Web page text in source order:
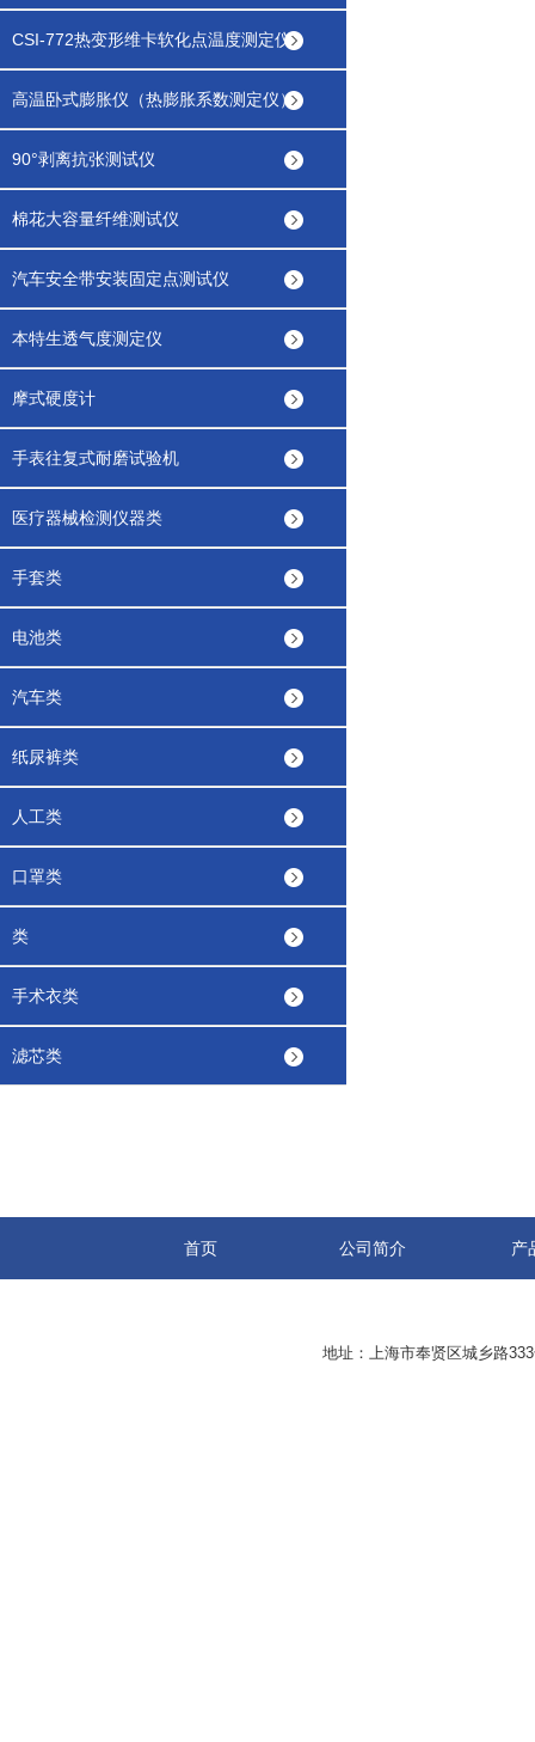
CSI-772热变形维卡软化点温度测定仪
高温卧式膨胀仪（热膨胀系数测定仪）
90°剥离抗张测试仪
棉花大容量纤维测试仪
汽车安全带安装固定点测试仪
本特生透气度测定仪
摩式硬度计
手表往复式耐磨试验机
医疗器械检测仪器类
手套类
电池类
汽车类
纸尿裤类
人工类
口罩类
类
手术衣类
滤芯类
首页 公司简介 产
地址：上海市奉贤区城乡路